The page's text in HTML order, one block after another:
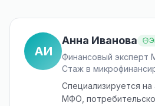
АИ
Анна Иванова
Финансовый эксперт
Стаж в
Специализируется на
МФО,